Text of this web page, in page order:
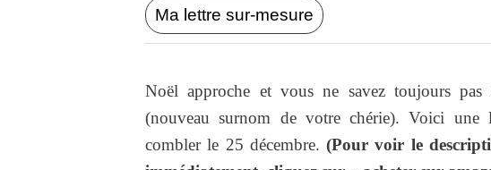
Ma lettre sur-mesure
Noël approche et vous ne savez toujours
(nouveau surnom de votre chérie). Voici une
combler le 25 décembre. (Pour voir le